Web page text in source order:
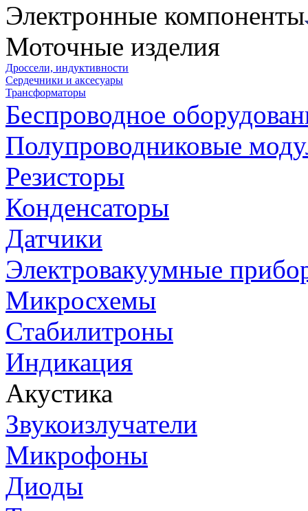
Электронные компоненты
Моточные изделия
Дроссели, индуктивности
Сердечники и аксесуары
Трансформаторы
Беспроводное
Полупроводниковые
Резисторы
Конденсаторы
Датчики
Электровакуумные
Микросхемы
Стабилитроны
Индикация
Акустика
Звукоизлучатели
Микрофоны
Диоды